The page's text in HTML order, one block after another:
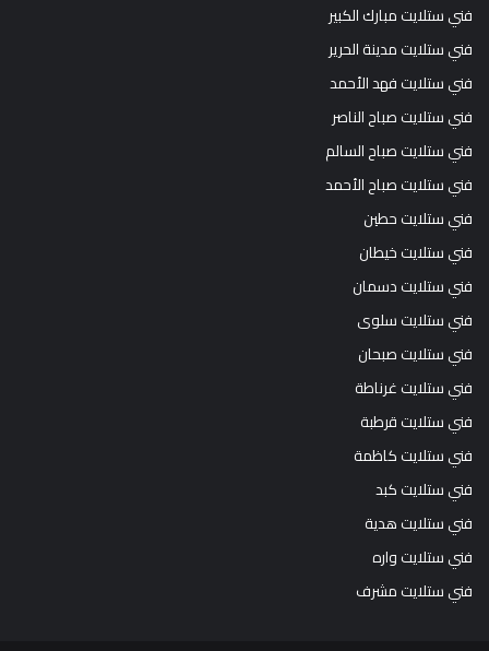
فني ستلايت مبارك الكبير
فني ستلايت مدينة الحرير
فني ستلايت فهد الأحمد
فني ستلايت صباح الناصر
فني ستلايت صباح السالم
فني ستلايت صباح الأحمد
فني ستلايت حطين
فني ستلايت خيطان
فني ستلايت دسمان
فني ستلايت سلوى
فني ستلايت صبحان
فني ستلايت غرناطة
فني ستلايت قرطبة
فني ستلايت كاظمة
فني ستلايت كبد
فني ستلايت هدية
فني ستلايت واره
فني ستلايت مشرف